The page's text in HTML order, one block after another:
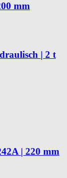
mm
| 2 t
| 220 mm